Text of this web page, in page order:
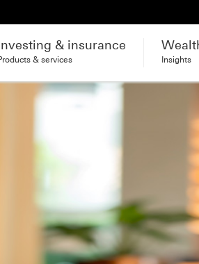
& insurance
& services Insights